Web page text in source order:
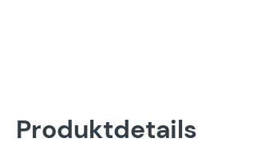
Produktdetails